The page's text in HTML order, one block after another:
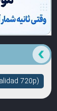
720p)